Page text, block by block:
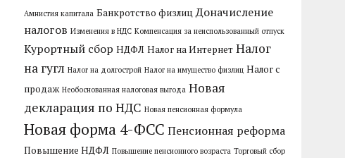
Амнистия капитала Банкротство физлиц Доначисление
налогов Изменения в НДС Компенсация за неиспользованный отпуск
Курортный сбор НДФЛ Налог на Интернет Налог
на гугл Налог на долгострой Налог на имущество физлиц Налог с
продаж Необоснованная налоговая выгода Новая
декларация по НДС Новая пенсионная формула
Новая форма 4-ФСС Пенсионная реформа
Повышение НДФЛ Повышение пенсионного возраста Торговый сбор